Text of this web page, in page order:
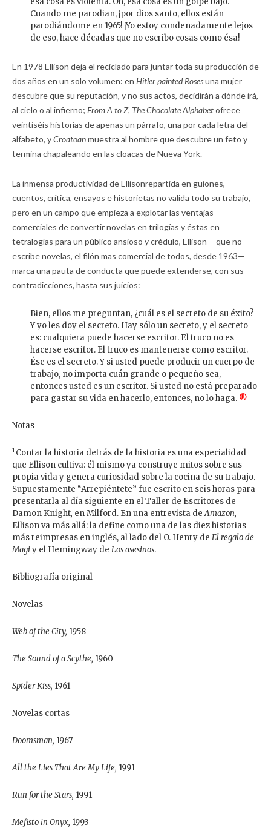
Cuando me parodian, ¡por dios santo, ellos están
parodiándome en 1965! ¡Yo estoy condenadamente lejos
de eso, hace décadas que no escribo cosas como ésa!
En 1978 Ellison deja el reciclado para juntar toda su producción de
dos años en un solo volumen: en Hitler painted Rosesuna mujer
descubre que su reputación, y no sus actos, decidirán a dónde irá,
al cielo o al infierno; From A to Z, The Chocolate Alphabetofrece
veintiséis historias de apenas un párrafo, una por cada letra del
alfabeto, yCroatoanmuestra al hombre que descubre un feto y
termina chapaleando en las cloacas de Nueva York.
La inmensa productividad de Ellisonrepartida en guiones,
cuentos, crítica, ensayos e historietas no valida todo su trabajo,
pero en un campo que empieza a explotar las ventajas
comerciales de convertir novelas en trilogías y éstas en
tetralogías para un público ansioso y crédulo, Ellison —que no
escribe novelas, el filón mas comercial de todos, desde 1963—
marca una pauta de conducta que puede extenderse, con sus
contradicciones, hasta sus juicios:
Bien, ellos me preguntan, ¿cuál es el secreto de su éxito?
Y yo les doy el secreto. Hay sólo un secreto, y el secreto
es: cualquiera puede hacerse escritor. El truco no es
hacerse escritor. El truco es mantenerse como escritor.
Ése es el secreto. Y si usted puede producir un cuerpo de
trabajo, no importa cuán grande o pequeño sea,
entonces usted es un escritor. Si usted no está preparado
para gastar su vida en hacerlo, entonces, no lo haga. ®
Notas
1 Contar la historia detrás de la historia es una especialidad
que Ellison cultiva: él mismo ya construye mitos sobre sus
propia vida y genera curiosidad sobre la cocina de su trabajo.
Supuestamente “Arrepiéntete” fue escrito en seis horas para
presentarla al día siguiente en el Taller de Escritores de
Damon Knight, en Milford. En una entrevista deAmazon,
Ellison va más allá: la define como una de las diez historias
más reimpresas en inglés, al lado del O. Henry de El regalo de
Magiy el Hemingway de Los asesinos.
Bibliografía original
Novelas
Web of the City, 1958
The Sound of a Scythe, 1960
Spider Kiss, 1961
Novelas cortas
Doomsman, 1967
All the Lies That Are My Life, 1991
Run for the Stars, 1991
Mefisto in Onyx, 1993